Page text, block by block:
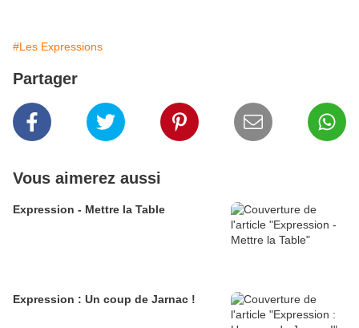
#Les Expressions
Partager
Vous aimerez aussi
Expression - Mettre la Table
Expression : Un coup de Jarnac !